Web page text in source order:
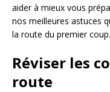
aider à mieux vous
nos meilleures astuces
la route du premier coup.
Réviser les
route